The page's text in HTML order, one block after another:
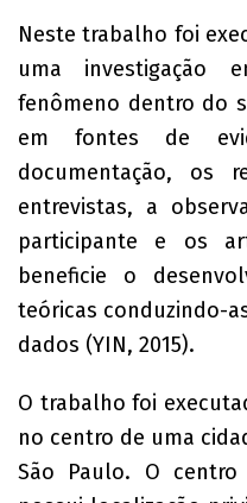
Neste trabalho foi
uma investigação
fenômeno dentro do
em fontes de
documentação, os
entrevistas, a
participante e os
beneficie o
teóricas conduzindo-
dados (YIN, 2015).
O trabalho foi
no centro de uma
São Paulo. O